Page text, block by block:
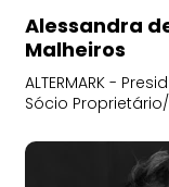
Alessandra
Malheiros
ALTERMARK -
Sócio